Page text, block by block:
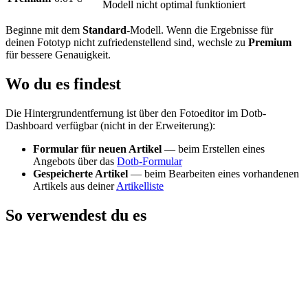
Modell nicht optimal funktioniert
Beginne mit dem Standard-Modell. Wenn die Ergebnisse für
deinen Fototyp nicht zufriedenstellend sind, wechsle zu Premium
für bessere Genauigkeit.
Wo du es findest
Die Hintergrundentfernung ist über den Fotoeditor im Dotb-
Dashboard verfügbar (nicht in der Erweiterung):
Formular für neuen Artikel — beim Erstellen eines
Angebots über das Dotb-Formular
Gespeicherte Artikel — beim Bearbeiten eines vorhandenen
Artikels aus deinerArtikelliste
So verwendest du es